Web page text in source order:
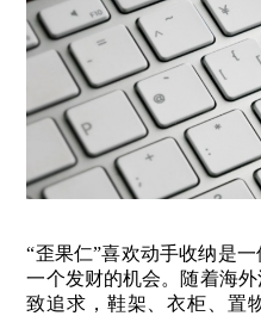
“歪果仁”喜欢动手收纳是
一个发财的机会。随着海
致追求，鞋架、衣柜、置